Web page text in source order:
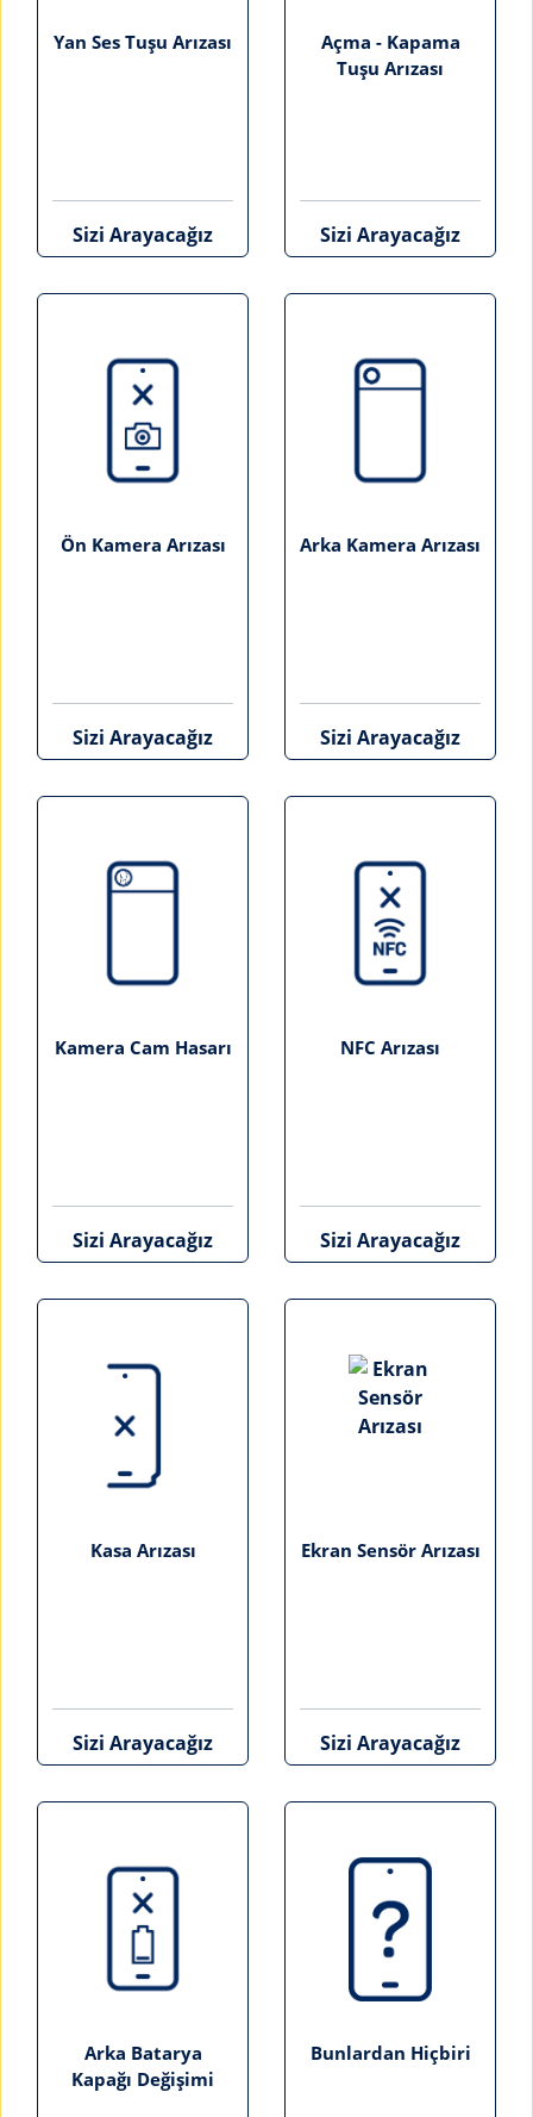
Yan Ses Tuşu Arızası
Sizi Arayacağız
Açma - Kapama
Tuşu Arızası
Sizi Arayacağız
Ön Kamera Arızası
Sizi Arayacağız
Arka Kamera Arızası
Sizi Arayacağız
Kamera Cam Hasarı
Sizi Arayacağız
NFC Arızası
Sizi Arayacağız
Kasa Arızası
Sizi Arayacağız
Ekran Sensör Arızası
Sizi Arayacağız
Arka Batarya
Kapağı Değişimi
Bunlardan Hiçbiri